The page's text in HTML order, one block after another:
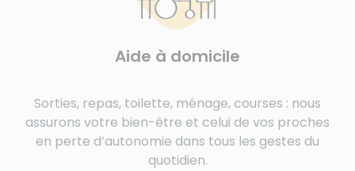
Aide à domicile
Sorties, repas, toilette, ménage, courses : nous
assurons votre bien-être et celui de vos proches
en perte d’autonomie dans tous les gestes du
quotidien.